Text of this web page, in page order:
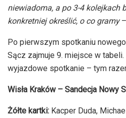
niewiadoma, a po 3-4 kolejkach
konkretniej określić, o co gramy–
Po pierwszym spotkaniu
Sącz zajmuje 9. miejsce w
wyjazdowe spotkanie – tym
Wisła Kraków – Sandecja Nowy
Żółte kartki: Kacper Duda,